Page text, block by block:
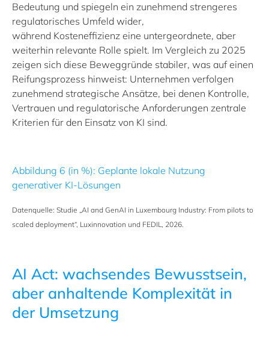
Bedeutung und spiegeln ein zunehmend strengeres
regulatorisches Umfeld wider,
während Kosteneffizienz eine untergeordnete, aber
weiterhin relevante Rolle spielt. Im Vergleich zu 2025
zeigen sich diese Beweggründe stabiler, was auf einen
Reifungsprozess hinweist: Unternehmen verfolgen
zunehmend strategische Ansätze, bei denen Kontrolle,
Vertrauen und regulatorische Anforderungen zentrale
Kriterien für den Einsatz von KI sind.
Abbildung 6 (in %): Geplante lokale Nutzung
generativer KI-Lösungen
Datenquelle: Studie „AI and GenAI in Luxembourg Industry: From pilots to
scaled deployment“, Luxinnovation und FEDIL, 2026.
AI Act: wachsendes Bewusstsein,
aber anhaltende Komplexität in
der Umsetzung